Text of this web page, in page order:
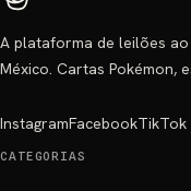
A plataforma de leilões
México. Cartas Pokémon,
InstagramFacebookTikTok
CATEGORIAS